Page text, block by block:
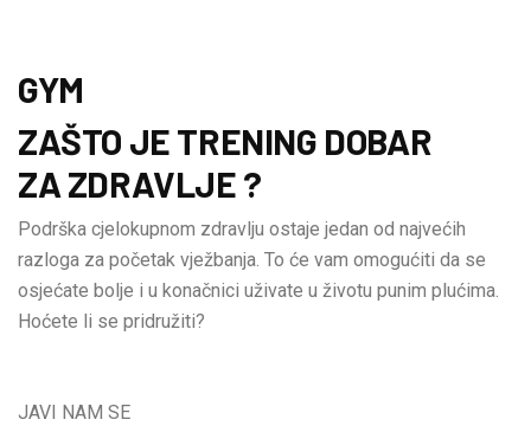
GYM
ZAŠTO JE TRENING DOBAR
ZA ZDRAVLJE ?
Podrška cjelokupnom zdravlju ostaje jedan od najvećih
razloga za početak vježbanja. To će vam omogućiti da se
osjećate bolje i u konačnici uživate u životu punim plućima.
Hoćete li se pridružiti?
JAVI NAM SE